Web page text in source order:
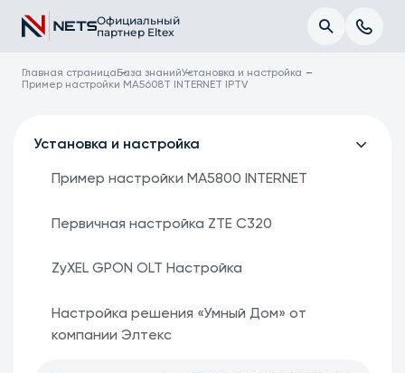
Официальный
партнер Eltex
Главная страница База знанийУстановка и настройка
Пример настройки MA5608T INTERNET IPTV
Установка и настройка
Пример настройки MA5800 INTERNET
Первичная настройка ZTE C320
ZyXEL GPON OLT Настройка
Настройка решения «Умный Дом» от
компании Элтекс